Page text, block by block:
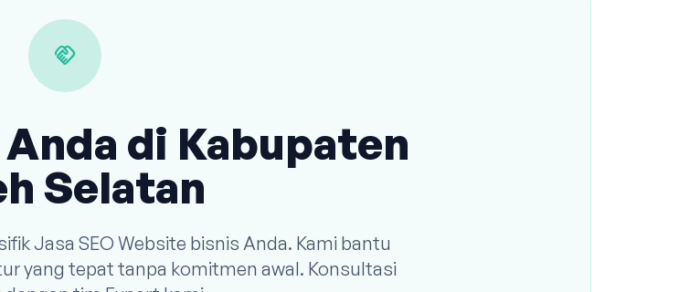
handshake
di Kabupaten
Selatan
Jasa SEO Website bisnis Anda. Kami bantu
yang tepat tanpa komitmen awal. Konsultasi